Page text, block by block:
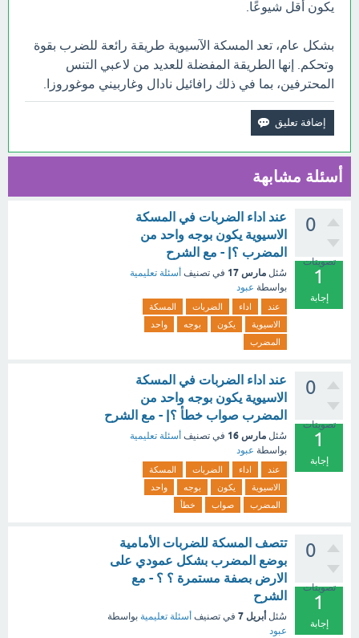
يكون أقل شيوعًا.
بشكل عام، تعد المسكة الآسيوية طريقة رائعة للضرب بقوة
وتحكم. إنها الطريقة المفضلة للعديد من لاعبي التنس
المحترفين، بما في ذلك رافائيل نادال وغاربيني موغوروزا.
أسئلة مشابهة
0
تصويتات
1
إجابة
عند اداء الضربات في المسكة
الاسيوية يكون بوجه واحد من
المضرب ؟| - مع الشرح
سُئل مارس 17 في تصنيف أسئلة تعليمية
بواسطة عبود
عند اداء الضربات
المسكة
الاسيوية
يكون بوجه
واحد
المضرب
0
تصويتات
1
إجابة
عند اداء الضربات في المسكة
الاسيوية يكون بوجه واحد من
المضرب صواب خطأ ؟| - مع الشرح
سُئل مارس 16 في تصنيف أسئلة تعليمية
بواسطة عبود
عند اداء الضربات
المسكة
الاسيوية
يكون بوجه
واحد
المضرب
صواب خطأ
0
تصويتات
1
إجابة
تتصف المسكة للضربات الأمامية
بوضع المضرب بشكل عمودي على
الارض بصفة مستمرة ؟ ؟ - مع
الشرح
سُئل أبريل 7 في تصنيف أسئلة تعليمية بواسطة
عبود